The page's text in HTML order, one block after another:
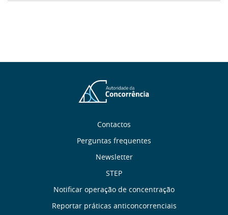
Contactos
Perguntas frequentes
Newsletter
STEP
Notificar operação de concentração
Reportar práticas anticoncorrenciais